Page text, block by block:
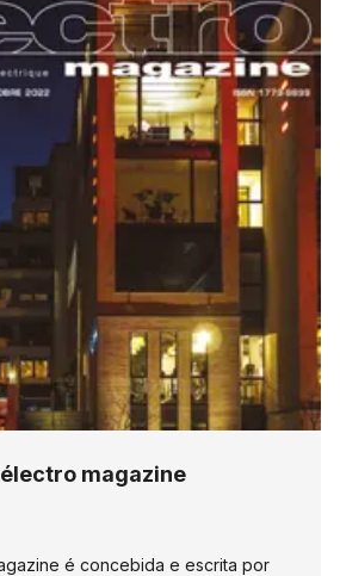
magazine
é concebida e escrita por